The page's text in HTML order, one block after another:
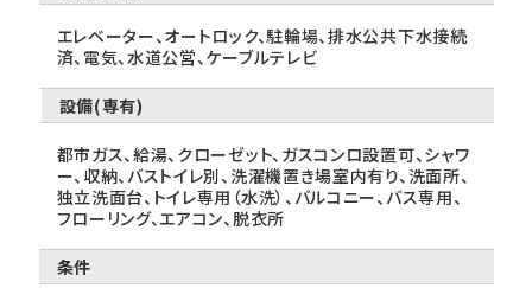
エレベーター、オートロック、駐輪場、排水公共下水接続
済、電気、水道公営、ケーブルテレビ
設備(専有)
都市ガス、給湯、クローゼット、ガスコンロ設置可、シャワ
ー、収納、バストイレ別、洗濯機置き場室内有り、洗面所、
独立洗面台、トイレ専用（水洗）、バルコニー、バス専用、
フローリング、エアコン、脱衣所
条件